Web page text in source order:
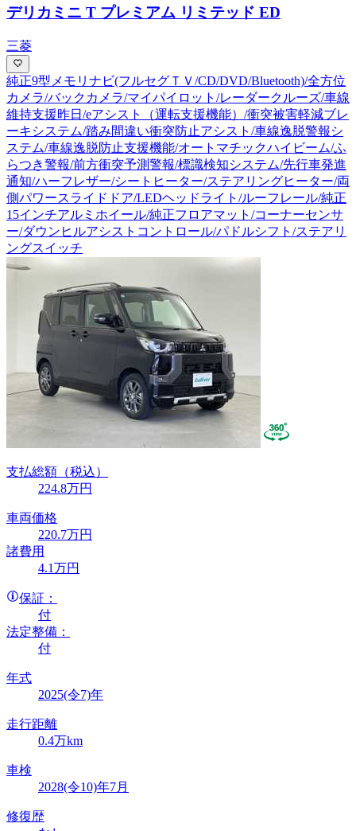
デリカミニ T プレミアム リミテッド ED
三菱
純正9型メモリナビ(フルセグＴＶ/CD/DVD/Bluetooth)/全方位
カメラ/バックカメラ/マイパイロット/レーダークルーズ/車線
維持支援昨日/eアシスト（運転支援機能）/衝突被害軽減ブレ
ーキシステム/踏み間違い衝突防止アシスト/車線逸脱警報シ
ステム/車線逸脱防止支援機能/オートマチックハイビーム/ふ
らつき警報/前方衝突予測警報/標識検知システム/先行車発進
通知/ハーフレザー/シートヒーター/ステアリングヒーター/両
側パワースライドドア/LEDヘッドライト/ルーフレール/純正
15インチアルミホイール/純正フロアマット/コーナーセンサ
ー/ダウンヒルアシストコントロール/パドルシフト/ステアリ
ングスイッチ
支払総額 （税込）
224.8万円
車両価格
220.7万円
諸費用
4.1万円
保証：
付
法定整備：
付
年式
2025(令7)年
走行距離
0.4万km
車検
2028(令10)年7月
修復歴